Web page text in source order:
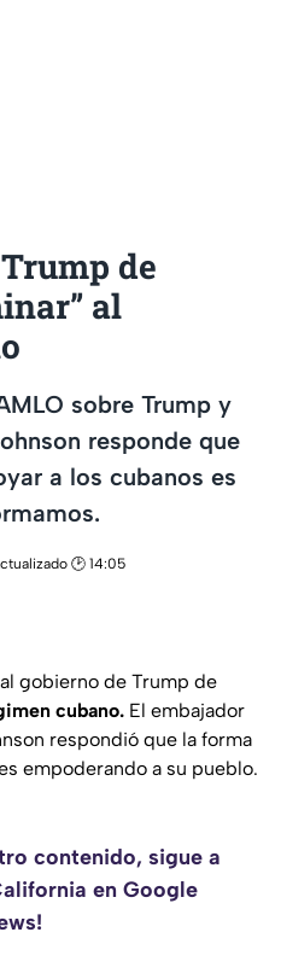
de
al
sobre Trump y
responde que
a los cubanos es
🕑 14:05
gobierno de Trump de
cubano. El embajador
respondió que la forma
empoderando a su pueblo.
contenido, sigue a
en Google